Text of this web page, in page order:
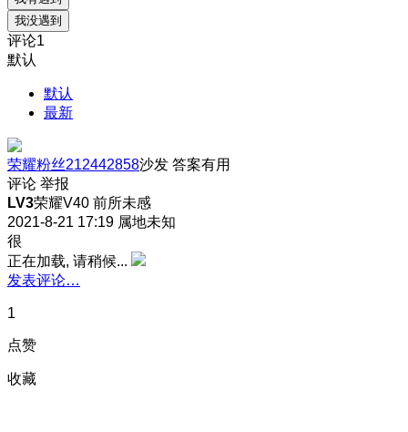
我没遇到
评论1
默认
默认
最新
荣耀粉丝212442858沙发 答案有用
评论 举报
LV3荣耀V40 前所未感
2021-8-21 17:19 属地未知
很
正在加载, 请稍候...
发表评论…
1
点赞
收藏